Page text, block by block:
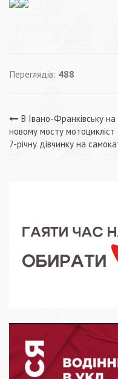
Переглядів: 488
Навігація
записів
В Івано-Франківську на
новому мосту мотоцикліст
7-річну дівчинку на